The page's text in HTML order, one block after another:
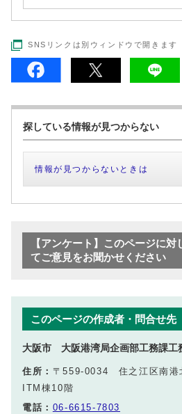
SNSリンクは別ウィンドウで開きます
探している情報が見つからない
情報が見つからないときは
【アンケート】このページに対
てご意見をお聞かせください
このページの作成者・問合せ先
大阪市 大阪港湾局企画部工務課工
住所： 〒559-0034 住之江区南
ITM棟10階
電話： 06-6615-7803